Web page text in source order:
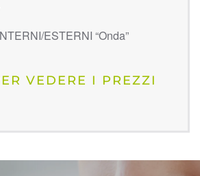
ESTERNI “Onda”
VEDERE I PREZZI